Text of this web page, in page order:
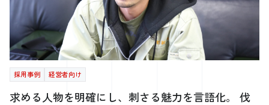
続きのみを提供する業者もあれば、より包括的なサポートをしてくれる
業者もあります。企業のニーズに合ったサービスを提供する業者を選ぶ
ことで、ビザ申請プロセスの効率と成功率を最大化することができま
す。 外国人採用でビザ取得に必要な書類とその作成方法 ビザ取得のプ
ロセスには、正確な書類の準備が不可欠です。このセクションでは、必
要な書類の一覧と、それらの効率的な作成方法について詳しく説明しま
す。 ビザ取得に必要な書類一覧 ビザ取得のためには、さまざまな書類
された雇用条件を証明するために用いられます。正確で漏れのない書類
無料の人材管理ソフトやホームページの活用が非常に有効です。これら
のツールは、採用プロセスの各段階をデジタル化し、手続きの簡素化と
迅速化を実現します。例えば、応募者の情報管理、面接のスケジューリ
ング、従業員の勤怠管理など、日常的な業務を自動化することが可能で
す。 特に、外国人従業員の情報を一元管理できるソフトウェアは、ビ
ザの有効期限の追跡や更新手続きのリマインダー機能を備えていること
が多く、ビザの更新忘れを防ぐためにも役立ちます。また、多言語対応
のツールを選ぶことで、外国人従業員とのコミュニケーションもスムー
彼らのスキルを向上させることができます。訓練は、職務に必要な知識
や技能を習得させるためのOFF-JT（職場外訓練）やOJT（職場内訓練）
を含むことができます。 この助成金を利用するためには、事業主は
「職業能力開発推進者」を選任し、「事業内職業能力開発計画」を策定
し、従業員に周知しなければなりません。計画は、従業員の職業能力開
発に関する企業の方針や目標を明確にし、効果的な職業能力開発を実現
するためのものです。 外国人労働者を雇用する事業主は、この助成金
を活用して従業員のスキルアップを図り、生産性の向上や企業の競争力
投資ができ、ホテルフロントスタッフ、調理スタッフ、制作・広報人
材、建築部門の求人など、 多くの部門で採用に繋げることができまし
た。 これまでほとんど1人でやってきた中で、 1人でやっていくと、ど
うしても迷いが生じます。 そんな時に、客観的な意見を言ってくれ、
かつ実務のサポートもしてくれるので、 そのあたりはとても心強いと
感じています。 働きやすい環境と多様な採用活動を目指して。 最後
に、貴社の採用活動の展望をお聞かせください。 まずは働く人にフォ
ーカスし、この人と働きたいという人を増やしていきたいです。 その
に効果的にリーチする方法や、魅力的なデザインを作成するためのアイ
ディアを提供します。 無料で作成できる求人募集チラシのメリット 無
料で作ることができる求人募集チラシは、低予算でも効果的な人材募集
が実現可能です。このセクションでは、コスト削減や幅広いターゲット
層へのリーチなど、そのメリットをくわしく掘り下げます。 無料の求
人募集チラシ作成は、特に予算に制約がある中小企業やスタートアップ
にとって大きなメリットがあります。まず、コスト削減の面で言えば、
制作に必要な費用を大幅に削減できる点が最大の利点です。無料のテン
採用事例 経営者向け
求める人物を明確にし、刺さる魅力を言語化。 伐